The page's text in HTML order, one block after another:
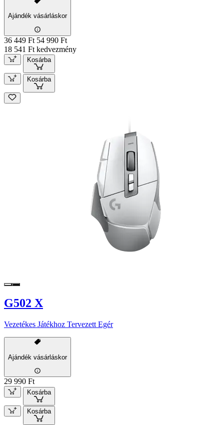
Ajándék vásárláskor
36 449 Ft 54 990 Ft
18 541 Ft kedvezmény
Kosárba
Kosárba
G502 X
Vezetékes Játékhoz Tervezett Egér
Ajándék vásárláskor
29 990 Ft
Kosárba
Kosárba